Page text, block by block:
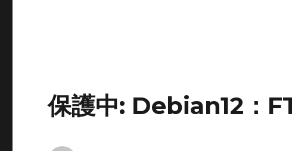
保護中: Debian12：